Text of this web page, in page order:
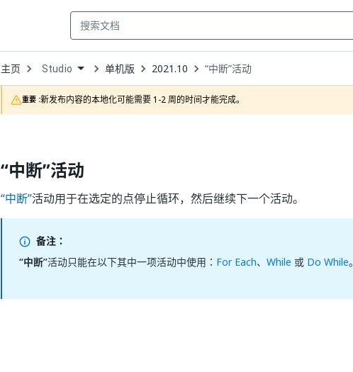
主页 Open
Dropdown
to
choose
product
Studio 单机版 2021.10 “中断”活动
重要 :新发布内容的本地化可能需要 1-2 周的时间才能完成。
“中断”活动
“中断”活动用于在选定的点停止循环，然后继续下一个活动。
备注：
“中断”活动只能在以下其中一项活动中使用： For Each、 While 或 Do While。